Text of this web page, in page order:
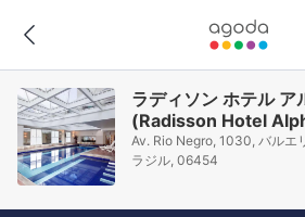
ラディソン ホテル ア
(Radisson Hotel
Av. Rio Negro, 1030, バルエ
ラジル, 06454